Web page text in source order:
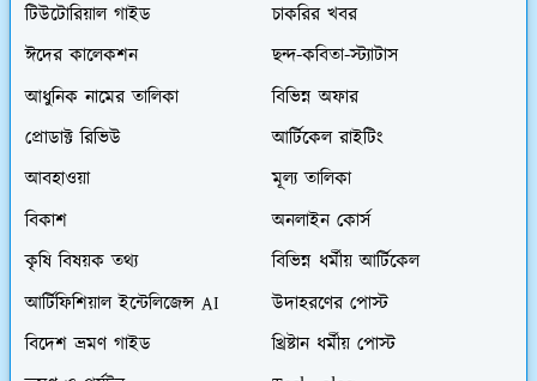
টিউটোরিয়াল গাইড
চাকরির খবর
ঈদের কালেকশন
ছন্দ-কবিতা-স্ট্যাটাস
আধুনিক নামের তালিকা
বিভিন্ন অফার
প্রোডাক্ট রিভিউ
আর্টিকেল রাইটিং
আবহাওয়া
মূল্য তালিকা
বিকাশ
অনলাইন কোর্স
কৃষি বিষয়ক তথ্য
বিভিন্ন ধর্মীয় আর্টিকেল
আর্টিফিশিয়াল ইন্টেলিজেন্স AI
উদাহরণের পোস্ট
বিদেশ ভ্রমণ গাইড
খ্রিষ্টান ধর্মীয় পোস্ট